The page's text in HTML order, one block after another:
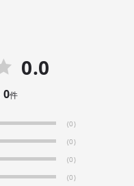
0.0
0件
(0)
(0)
(0)
(0)